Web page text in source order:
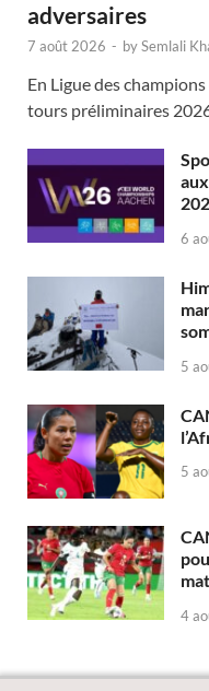
adversaires
7 août 2026 - bySemlali
En Ligue des
tours préliminaires
6
5
5
4